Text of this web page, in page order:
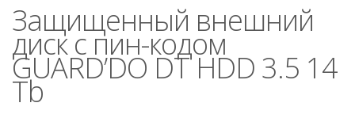
Защищенный внешний
диск с пин-кодом
GUARD’DO DT HDD 3.5 14
Tb